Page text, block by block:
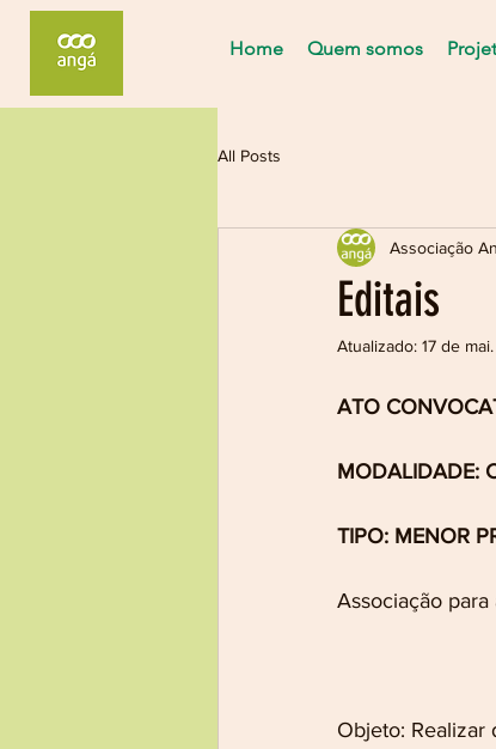
Home Quem somos
All Posts
Editais
Associação
Atualizado: 17 de
ATO
MODALIDADE:
TIPO: MENOR
Associação
Objeto: Realizar